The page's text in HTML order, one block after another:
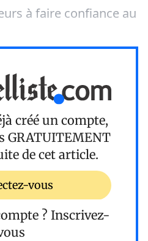
à faire confiance au
créé un compte,
GRATUITEMENT
de cet article.
vous
? Inscrivez-